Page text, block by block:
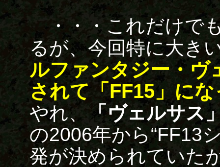
・・・これだけで
るが、今回特に大き
ルファンタジー・ヴ
されて「FF15」に
やれ、 「ヴェルサス
の2006年から“FF13
発が決められていた